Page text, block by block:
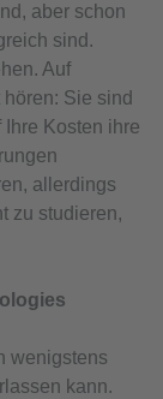
aber schon
sind.
Auf
Sie sind
Kosten ihre
allerdings
zu studieren,
wenigstens
kann.